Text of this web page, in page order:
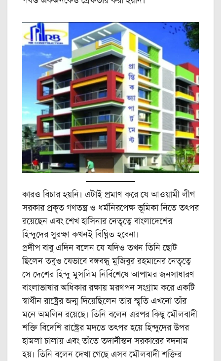
কারও বিচার হয়নি। এটাই প্রমাণ করে যে আওয়ামী লীগ
সরকার প্রকৃত গণতন্ত্র ও ধর্মনিরপেক্ষ ভূমিকা নিতে তৎপর
রয়েছেন এবং শেখ হাসিনার নেতৃত্বে বাংলাদেশের
হিন্দুদের সুরক্ষা কখনই বিঘ্নিত হবেনা।
প্রদীপ বাবু এদিন বলেন যে যদিও তখন তিনি ছোট
ছিলেন তবুও যেভাবে বঙ্গবন্ধু মুজিবুর রহমানের নেতৃত্বে
সে দেশের হিন্দু মুসলিম নির্বিশেষে আপামর জনসাধারণ
বাংলাভাষার অধিকার রক্ষায় মরণপন সংগ্রাম করে একটি
স্বাধীন রাষ্ট্রের জন্ম দিয়েছিলেন তার স্মৃতি এখনো তাঁর
মনে অমলিন রয়েছে। তিনি বলেন এরপর কিছু মৌলবাদী
শক্তি বিদেশি রাস্ট্রের মদতে তৎপর হয়ে হিন্দুদের উপর
হামলা চালায় এবং তাঁতে তদানীন্তন সরকারের বদনাম
হয়। তিনি বলেন দেখা গেছে এসব মৌলবাদী শক্তির